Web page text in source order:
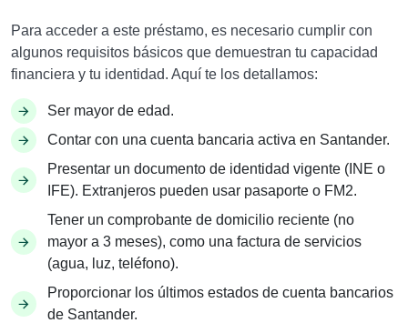
Para acceder a este préstamo, es necesario cumplir con
algunos requisitos básicos que demuestran tu capacidad
financiera y tu identidad. Aquí te los detallamos:
Ser mayor de edad.
Contar con una cuenta bancaria activa en Santander.
Presentar un documento de identidad vigente (INE o
IFE). Extranjeros pueden usar pasaporte o FM2.
Tener un comprobante de domicilio reciente (no
mayor a 3 meses), como una factura de servicios
(agua, luz, teléfono).
Proporcionar los últimos estados de cuenta bancarios
de Santander.